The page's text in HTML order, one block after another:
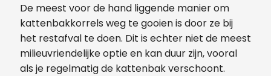
De meest voor de hand liggende manier om
kattenbakkorrels weg te gooien is door ze bij
het restafval te doen. Dit is echter niet de meest
milieuvriendelijke optie en kan duur zijn, vooral
als je regelmatig de kattenbak verschoont.